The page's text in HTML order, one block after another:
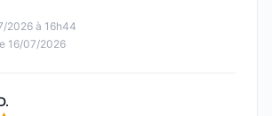
2026 à 16h44
16/07/2026